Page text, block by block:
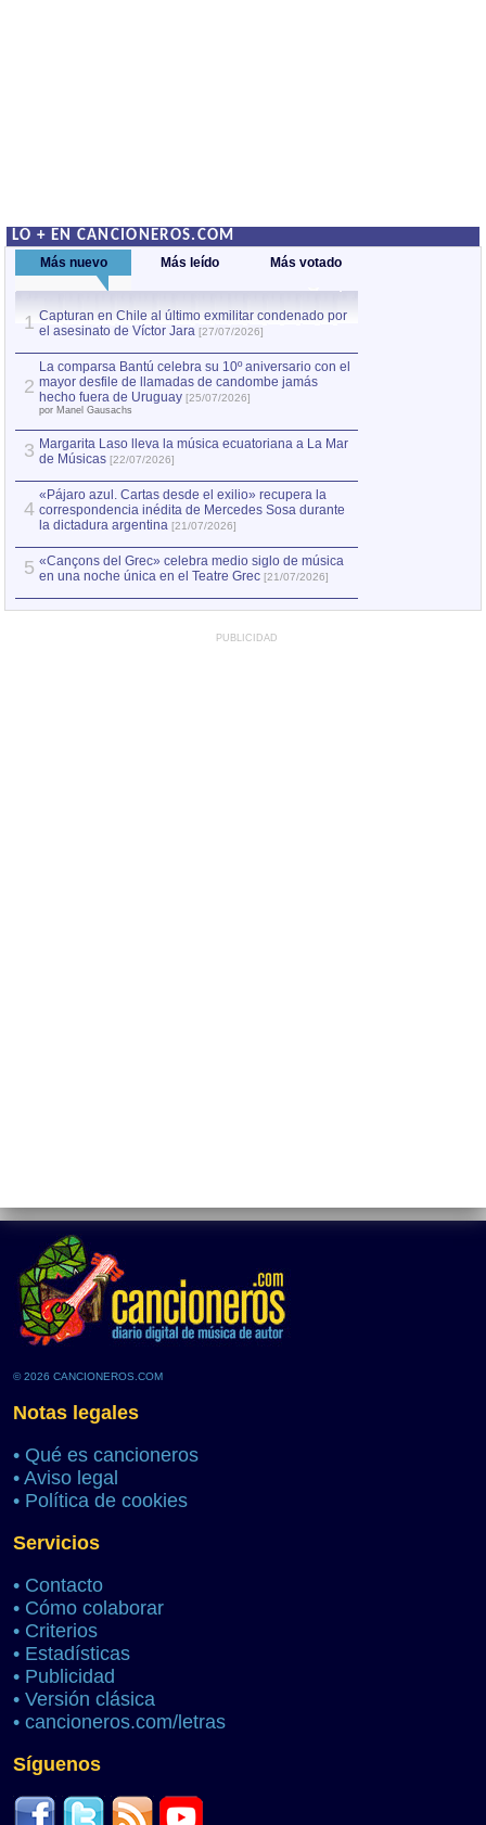
LO + EN CANCIONEROS.COM
Más nuevo Más leído Más votado
1 Capturan en Chile al último exmilitar condenado por
el asesinato de Víctor Jara [27/07/2026]
2
La comparsa Bantú celebra su 10º aniversario con el
mayor desfile de llamadas de candombe jamás
hecho fuera de Uruguay [25/07/2026]
por Manel Gausachs
3 Margarita Laso lleva la música ecuatoriana a La Mar
de Músicas [22/07/2026]
4
«Pájaro azul. Cartas desde el exilio» recupera la
correspondencia inédita de Mercedes Sosa durante
la dictadura argentina [21/07/2026]
5 «Cançons del Grec» celebra medio siglo de música
en una noche única en el Teatre Grec [21/07/2026]
PUBLICIDAD
© 2026 CANCIONEROS.COM
Notas legales
• Qué es cancioneros
• Aviso legal
• Política de cookies
Servicios
• Contacto
• Cómo colaborar
• Criterios
• Estadísticas
• Publicidad
• Versión clásica
• cancioneros.com/letras
Síguenos